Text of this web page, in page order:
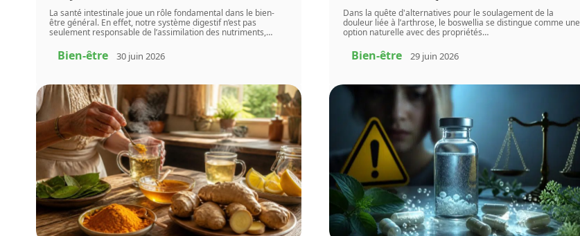
La santé intestinale joue un rôle fondamental dans le bien-
être général. En effet, notre système digestif n’est pas
seulement responsable de l’assimilation des nutriments,…
Bien-être 30 juin 2026
Dans la quête d'alternatives pour le soulagement de la
douleur liée à l’arthrose, le boswellia se distingue comme une
option naturelle avec des propriétés…
Bien-être 29 juin 2026